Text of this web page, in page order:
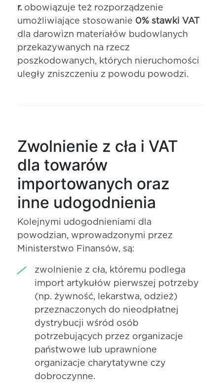
r. obowiązuje też rozporządzenie
umożliwiające stosowanie 0% stawki VAT
dla darowizn materiałów budowlanych
przekazywanych na rzecz
poszkodowanych, których nieruchomości
uległy zniszczeniu z powodu powodzi.
Zwolnienie z cła i VAT
dla towarów
importowanych oraz
inne udogodnienia
Kolejnymi udogodnieniami dla
powodzian, wprowadzonymi przez
Ministerstwo Finansów, są:
zwolnienie z cła, któremu podlega
import artykułów pierwszej potrzeby
(np. żywność, lekarstwa, odzież)
przeznaczonych do nieodpłatnej
dystrybucji wśród osób
potrzebujących przez organizacje
państwowe lub uprawnione
organizacje charytatywne czy
dobroczynne.